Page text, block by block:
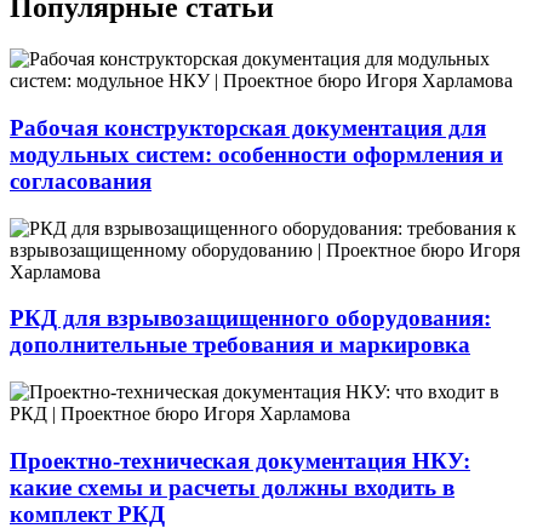
Популярные статьи
Рабочая конструкторская документация для
модульных систем: особенности оформления и
согласования
РКД для взрывозащищенного оборудования:
дополнительные требования и маркировка
Проектно-техническая документация НКУ:
какие схемы и расчеты должны входить в
комплект РКД